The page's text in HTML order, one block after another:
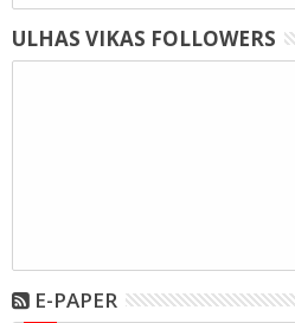
ULHAS VIKAS FOLLOWERS
E-PAPER